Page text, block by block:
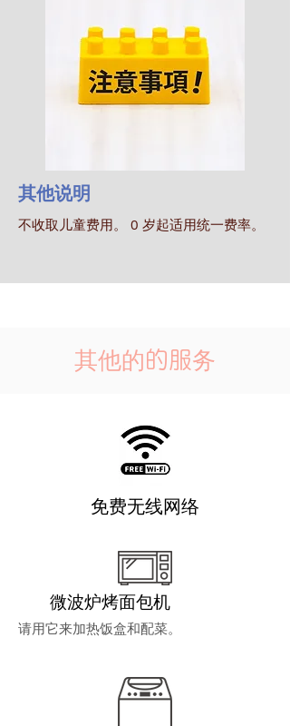
其他说明
​不收取儿童费用。 0 岁起适用统一费率。
其他的的服务
免费无线网络
微波炉烤面包机
请用它来加热饭盒和配菜。